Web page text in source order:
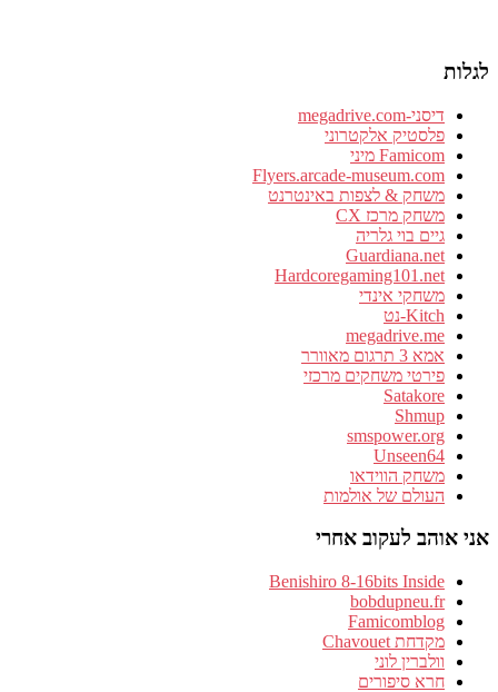
לגלות
דיסני-megadrive.com
פלסטיק אלקטרוני
Famicom מיני
Flyers.arcade-museum.com
משחק & לצפות באינטרנט
משחק מרכז CX
גיים בוי גלריה
Guardiana.net
Hardcoregaming101.net
משחקי אינדי
Kitch-נט
megadrive.me
אמא 3 תרגום מאוורר
פירטי משחקים מרכזי
Satakore
Shmup
smspower.org
Unseen64
משחק הווידאו
העולם של אולמות
אני אוהב לעקוב אחרי
Benishiro 8-16bits Inside
bobdupneu.fr
Famicomblog
מקדחת Chavouet
וולברין לוני
חרא סיפורים